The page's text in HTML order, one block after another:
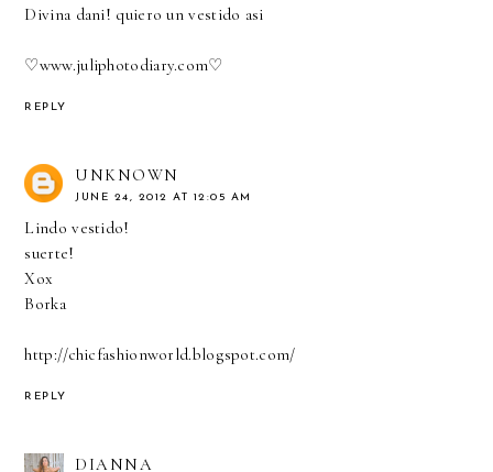
Divina dani! quiero un vestido asi
♡www.juliphotodiary.com♡
REPLY
UNKNOWN
JUNE 24, 2012 AT 12:05 AM
Lindo vestido!
suerte!
Xox
Borka
http://chicfashionworld.blogspot.com/
REPLY
DIANNA